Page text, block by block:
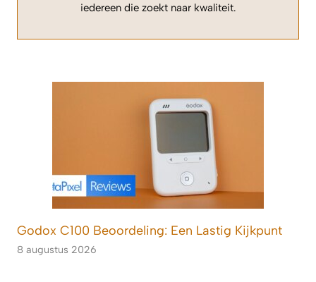
iedereen die zoekt naar kwaliteit.
Godox C100 Beoordeling: Een Lastig Kijkpunt
8 augustus 2026